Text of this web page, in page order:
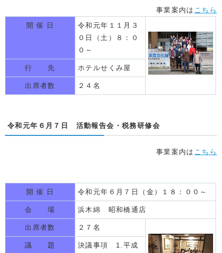
事業案内は こちら
開 催 日
令和元年１１月３
０日（土）８：０
０～
行 先 ホテルせくみ屋
出席者数 ２４名
令和元年６月７日 活動報告会・税務研修会
事業案内は こちら
開 催 日 令和元年６月７日（金）１８：００～
会 場 浜木綿 昭和橋通店
出席者数 ２７名
議 題
決議事項 1.平成